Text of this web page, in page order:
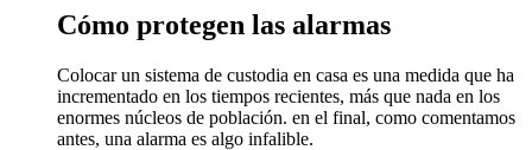
Cómo protegen las alarmas
Colocar un sistema de custodia en casa es una medida que ha
incrementado en los tiempos recientes, más que nada en los
enormes núcleos de población. en el final, como comentamos
antes, una alarma es algo infalible.